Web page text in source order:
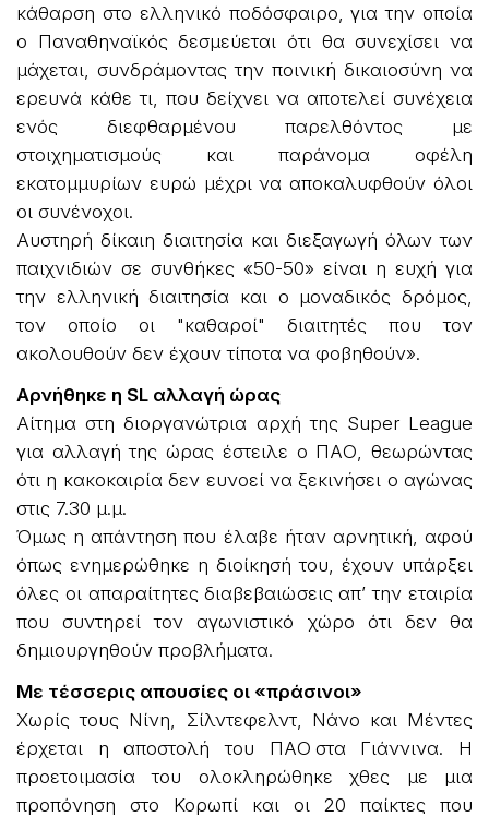
κάθαρση στο ελληνικό ποδόσφαιρο, για την οποία
ο Παναθηναϊκός δεσμεύεται ότι θα συνεχίσει να
μάχεται, συνδράμοντας την ποινική δικαιοσύνη να
ερευνά κάθε τι, που δείχνει να αποτελεί συνέχεια
ενός διεφθαρμένου παρελθόντος με
στοιχηματισμούς και παράνομα οφέλη
εκατομμυρίων ευρώ μέχρι να αποκαλυφθούν όλοι
οι συνένοχοι.
Αυστηρή δίκαιη διαιτησία και διεξαγωγή όλων των
παιχνιδιών σε συνθήκες «50-50» είναι η ευχή για
την ελληνική διαιτησία και ο μοναδικός δρόμος,
τον οποίο οι "καθαροί" διαιτητές που τον
ακολουθούν δεν έχουν τίποτα να φοβηθούν».
Αρνήθηκε η SL αλλαγή ώρας
Αίτημα στη διοργανώτρια αρχή της Super League
για αλλαγή της ώρας έστειλε ο ΠΑΟ, θεωρώντας
ότι η κακοκαιρία δεν ευνοεί να ξεκινήσει ο αγώνας
στις 7.30 μ.μ.
Όμως η απάντηση που έλαβε ήταν αρνητική, αφού
όπως ενημερώθηκε η διοίκησή του, έχουν υπάρξει
όλες οι απαραίτητες διαβεβαιώσεις απ’ την εταιρία
που συντηρεί τον αγωνιστικό χώρο ότι δεν θα
δημιουργηθούν προβλήματα.
Με τέσσερις απουσίες οι «πράσινοι»
Χωρίς τους Νίνη, Σίλντεφελντ, Νάνο και Μέντες
έρχεται η αποστολή του ΠΑΟ στα Γιάννινα. Η
προετοιμασία του ολοκληρώθηκε χθες με μια
προπόνηση στο Κορωπί και οι 20 παίκτες που